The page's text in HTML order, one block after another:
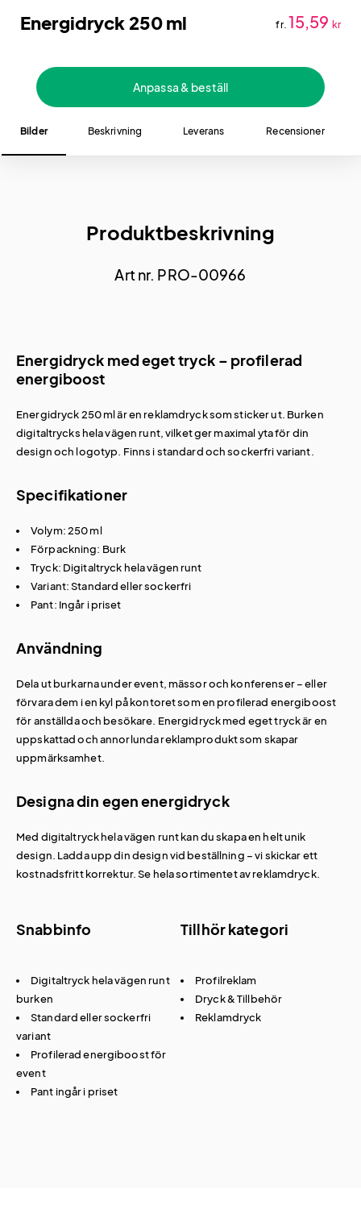
Energidryck 250 ml fr. 15,59 kr
Anpassa & beställ
Bilder Beskrivning Leverans Recensioner
Produktbeskrivning
Art nr. PRO-00966
Energidryck med eget tryck – profilerad
energiboost
Energidryck 250 ml är en reklamdryck som sticker ut. Burken
digitaltrycks hela vägen runt, vilket ger maximal yta för din
design och logotyp. Finns i standard och sockerfri variant.
Specifikationer
Volym: 250 ml
Förpackning: Burk
Tryck: Digitaltryck hela vägen runt
Variant: Standard eller sockerfri
Pant: Ingår i priset
Användning
Dela ut burkarna under event, mässor och konferenser – eller
förvara dem i en kyl på kontoret som en profilerad energiboost
för anställda och besökare. Energidryck med eget tryck är en
uppskattad och annorlunda reklamprodukt som skapar
uppmärksamhet.
Designa din egen energidryck
Med digitaltryck hela vägen runt kan du skapa en helt unik
design. Ladda upp din design vid beställning – vi skickar ett
kostnadsfritt korrektur. Se hela sortimentet avreklamdryck.
Snabbinfo
Digitaltryck hela vägen runt
burken
Standard eller sockerfri
variant
Profilerad energiboost för
event
Pant ingår i priset
Tillhör kategori
Profilreklam
Dryck & Tillbehör
Reklamdryck